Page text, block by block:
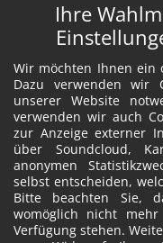
Ihre
Wir möchten Ihnen ein
Dazu verwenden wir
unserer Website
verwenden wir auch
zur Anzeige externer
über Soundcloud,
anonymen
selbst entscheiden,
Bitte beachten Sie,
womöglich nicht
Verfügung stehen.